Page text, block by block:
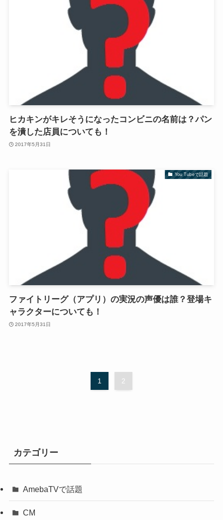
ヒカキンがキレそうになったコンビニの名前は？パン
を潰した店員についても！
2017年5月31日
You Tubeで話題
ファイトリーグ（アプリ）の実況の声優は誰？登場キ
ャラクターについても！
2017年5月31日
1 2
カテゴリー
AmebaTVで話題
CM